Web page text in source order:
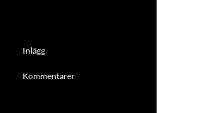
Inlägg
Kommentarer